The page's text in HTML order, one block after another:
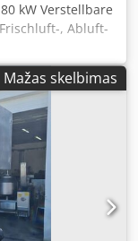
kW Verstellbare
, Abluft-
Eox Afuskr
Maschine in cm:
Mažas skelbimas